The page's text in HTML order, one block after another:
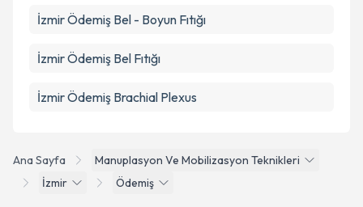
Ana Sayfa
Manuplasyon Ve Mobilizasyon Teknikleri
İzmir
Ödemiş
İzmir Ödemiş Bel - Boyun Fıtığı
İzmir Ödemiş Bel Fıtığı
İzmir Ödemiş Brachial Plexus